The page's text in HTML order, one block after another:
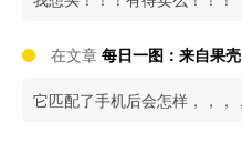
在文章 每日一图：来自果
它匹配了手机后会怎样，，，